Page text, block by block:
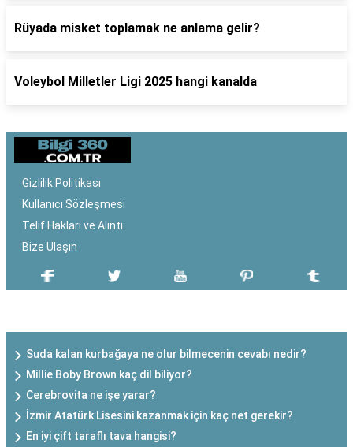
Rüyada misket toplamak ne anlama gelir?
Voleybol Milletler Ligi 2025 hangi kanalda
Gizlilik Politikası
Kullanıcı Sözleşmesi
Telif Hakları ve Alıntı
Bize Ulaşın
Suda kalan kurbağaya ne olur bilmecenin cevabı nedir?
Millie Boby Brown kaç dil biliyor?
Cerebrovita ne işe yarar?
İzmir Atatürk Lisesini kazanmak için kaç net gerekir?
En iyi çift taraflı tava hangisi?